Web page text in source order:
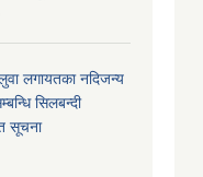
लगायतका नदिजन्य
सिलबन्दी
सूचना